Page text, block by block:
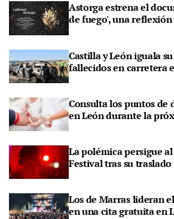
Astorga estrena el
de fuego', una
Castilla y León iguala
fallecidos en carretera
Consulta los puntos de
en León durante la
La polémica persigue
Festival tras su
Los de Marras lideran
en una cita gratuita en